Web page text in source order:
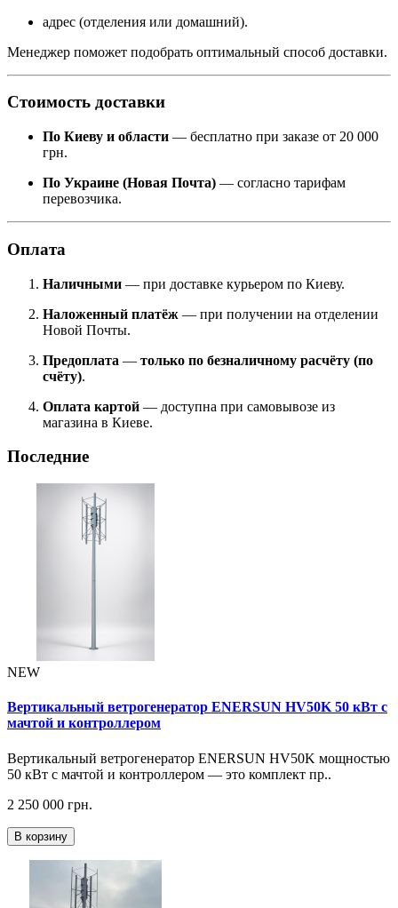
адрес (отделения или домашний).
Менеджер поможет подобрать оптимальный способ доставки.
Стоимость доставки
По Киеву и области — бесплатно при заказе от 20 000
грн.
По Украине (Новая Почта) — согласно тарифам
перевозчика.
Оплата
Наличными — при доставке курьером по Киеву.
Наложенный платёж — при получении на отделении
Новой Почты.
Предоплата — только по безналичному расчёту (по
счёту).
Оплата картой — доступна при самовывозе из
магазина в Киеве.
Последние
NEW
Вертикальный ветрогенератор ENERSUN HV50K 50 кВт с
мачтой и контроллером
Вертикальный ветрогенератор ENERSUN HV50K мощностью
50 кВт с мачтой и контроллером — это комплект пр..
2 250 000 грн.
В корзину